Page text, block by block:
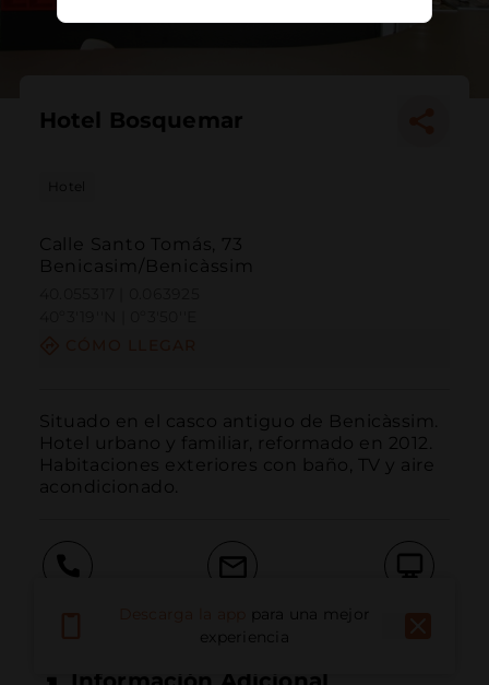
Hotel Bosquemar
Hotel
Calle Santo Tomás, 73
Benicasim/Benicàssim
Situado en el casco antiguo de Benicàssim.
Hotel urbano y familiar, reformado en 2012.
Habitaciones exteriores con baño, TV y aire
acondicionado.
Emailpara una mejor
experiencia